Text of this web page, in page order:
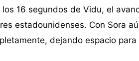
16 segundos de Vidu, el
estadounidenses. Con Sora
dejando espacio